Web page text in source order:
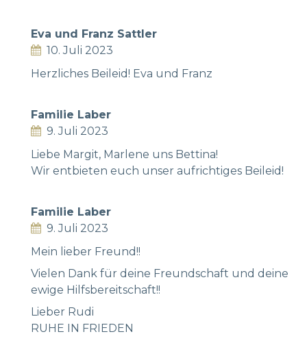
Eva und Franz Sattler
10. Juli 2023
Herzliches Beileid! Eva und Franz
Familie Laber
9. Juli 2023
Liebe Margit, Marlene uns Bettina!
Wir entbieten euch unser aufrichtiges Beileid!
Familie Laber
9. Juli 2023
Mein lieber Freund!!
Vielen Dank für deine Freundschaft und deine
ewige Hilfsbereitschaft!!
Lieber Rudi
RUHE IN FRIEDEN